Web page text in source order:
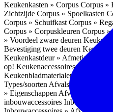
Keukenkasten » Corpus Corpus »
Zichtzijde Corpus » Spoelkasten
Corpus » Schuifkast Corpus »
Corpus » Corpuskleuren Corpus »
» Voordeel zware deuren
Bevestiging twee deuren
Keukenkastdeur » Afmetingen
op! Keukenaccessoires
Keukenbladmaterialen als
Types/soorten Afvalsystemen »
» Eigenschappen Afvalsystemen »
inbouwaccessoires